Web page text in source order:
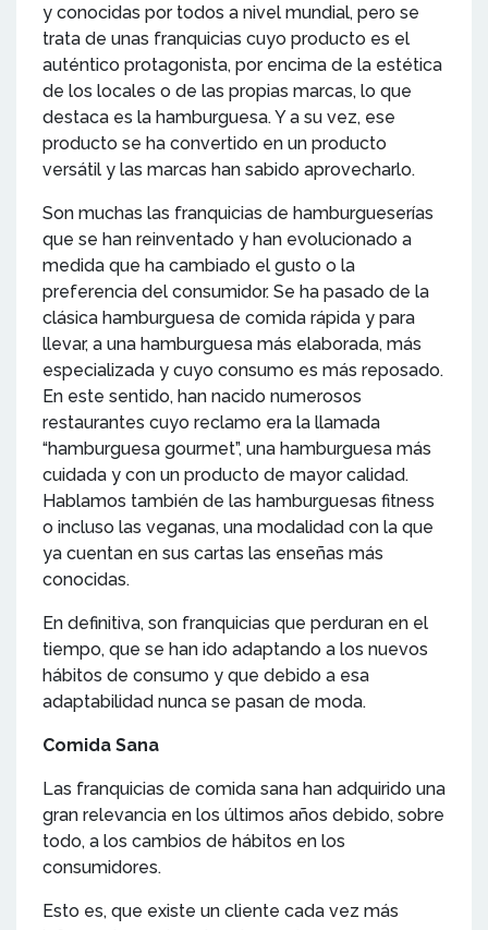
y conocidas por todos a nivel mundial, pero se
trata de unas franquicias cuyo producto es el
auténtico protagonista, por encima de la estética
de los locales o de las propias marcas, lo que
destaca es la hamburguesa. Y a su vez, ese
producto se ha convertido en un producto
versátil y las marcas han sabido aprovecharlo.
Son muchas las franquicias de hamburgueserías
que se han reinventado y han evolucionado a
medida que ha cambiado el gusto o la
preferencia del consumidor. Se ha pasado de la
clásica hamburguesa de comida rápida y para
llevar, a una hamburguesa más elaborada, más
especializada y cuyo consumo es más reposado.
En este sentido, han nacido numerosos
restaurantes cuyo reclamo era la llamada
“hamburguesa gourmet”, una hamburguesa más
cuidada y con un producto de mayor calidad.
Hablamos también de las hamburguesas fitness
o incluso las veganas, una modalidad con la que
ya cuentan en sus cartas las enseñas más
conocidas.
En definitiva, son franquicias que perduran en el
tiempo, que se han ido adaptando a los nuevos
hábitos de consumo y que debido a esa
adaptabilidad nunca se pasan de moda.
Comida Sana
Las franquicias de comida sana han adquirido una
gran relevancia en los últimos años debido, sobre
todo, a los cambios de hábitos en los
consumidores.
Esto es, que existe un cliente cada vez más